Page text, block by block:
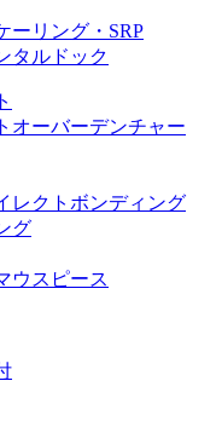
ーリング・SRP
タルドック
オーバーデンチャー
レクトボンディング
グ
ウスピース